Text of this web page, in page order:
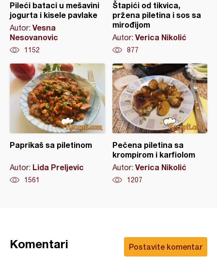
Pileći bataci u mešavini
jogurta i kisele pavlake
Autor: Vesna
Nesovanovic
1152
Štapići od tikvica,
pržena piletina i sos sa
mirođijom
Autor: Verica Nikolić
877
Paprikaš sa piletinom
Autor: Lida Preljevic
1561
Pečena piletina sa
krompirom i karfiolom
Autor: Verica Nikolić
1207
Postavite komentar
Komentari